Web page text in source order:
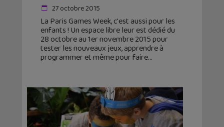
27 octobre 2015
La Paris Games Week, c'est aussi pour les
enfants ! Un espace libre leur est dédié du
28 octobre au 1er novembre 2015 pour
tester les nouveaux jeux, apprendre à
programmer et même pour faire